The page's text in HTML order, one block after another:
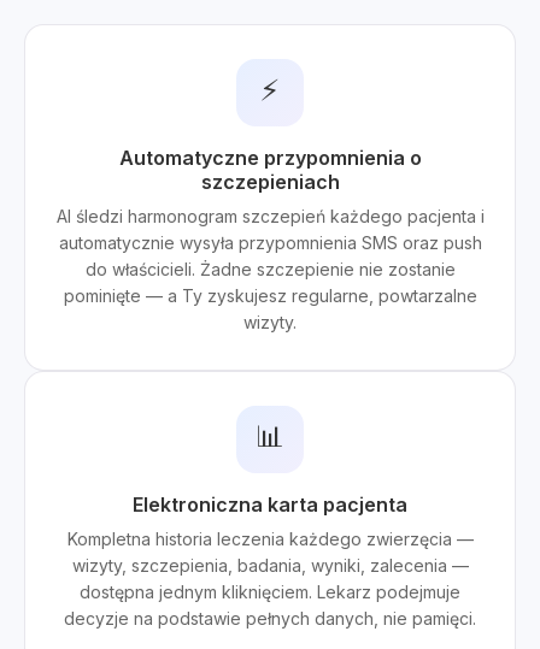
⚡
Automatyczne przypomnienia o
szczepieniach
AI śledzi harmonogram szczepień każdego pacjenta i
automatycznie wysyła przypomnienia SMS oraz push
do właścicieli. Żadne szczepienie nie zostanie
pominięte — a Ty zyskujesz regularne, powtarzalne
wizyty.
📊
Elektroniczna karta pacjenta
Kompletna historia leczenia każdego zwierzęcia —
wizyty, szczepienia, badania, wyniki, zalecenia —
dostępna jednym kliknięciem. Lekarz podejmuje
decyzje na podstawie pełnych danych, nie pamięci.